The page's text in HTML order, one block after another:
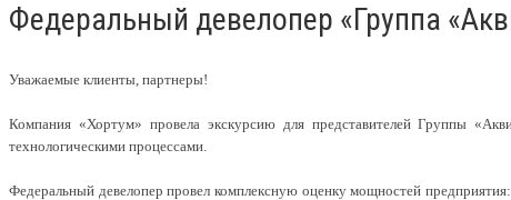
Федеральный девелопер «Группа
Уважаемые клиенты, партнеры!
Компания «Хортум» провела экскурсию для представителей Группы
технологическими процессами.
Федеральный девелопер провел комплексную оценку мощностей